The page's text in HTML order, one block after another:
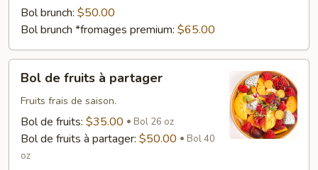
Bol brunch: $50.00
Bol brunch *fromages premium: $65.00
fruits
partager
Bol de fruits à partager
Fruits frais de saison.
Bol de fruits: $35.00 Bol 26 oz
Bol de fruits à partager: $50.00
Bol 40
oz